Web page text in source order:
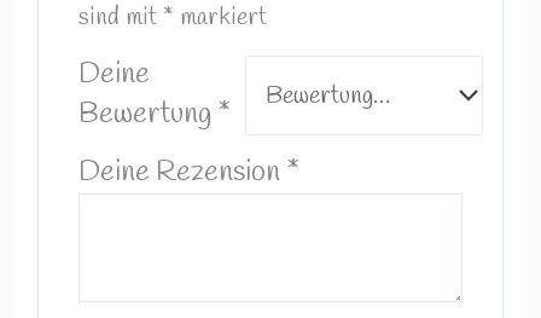
sind mit * markiert
Deine
Bewertung *
Deine Rezension*